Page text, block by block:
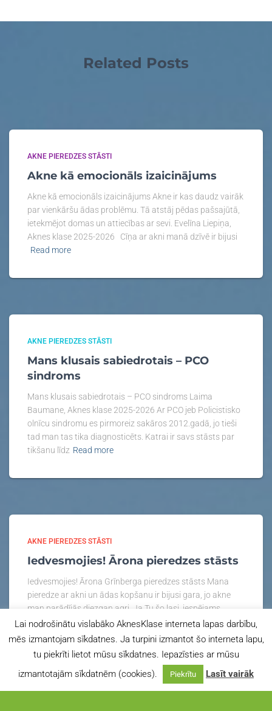
Related Posts
AKNE PIEREDZES STĀSTI
Akne kā emocionāls izaicinājums
Akne kā emocionāls izaicinājums Akne ir kas daudz vairāk
par vienkāršu ādas problēmu. Tā atstāj pēdas pašsajūtā,
ietekmējot domas un attiecības ar sevi. Evelīna Liepiņa,
Aknes klase 2025-2026 Cīņa ar akni manā dzīvē ir bijusi
Read more
AKNE PIEREDZES STĀSTI
Mans klusais sabiedrotais – PCO
sindroms​
Mans klusais sabiedrotais – PCO sindroms Laima
Baumane, Aknes klase 2025-2026 Ar PCO jeb Policistisko
olnīcu sindromu es pirmoreiz sakāros 2012.gadā, jo tieši
tad man tas tika diagnosticēts. Katrai ir savs stāsts par
tikšanu līdz Read more
AKNE PIEREDZES STĀSTI
Iedvesmojies! Ārona pieredzes stāsts
Iedvesmojies! Ārona Grīnberga pieredzes stāsts Mana
pieredze ar akni un ādas kopšanu ir bijusi gara, jo akne
man parādījās diezgan agri. Ja Tu šo lasi, iespējams,
meklē atbildes – tāpēc padalīšos ne tikai ar saviem
Read more
Lai nodrošinātu vislabāko AknesKlase interneta lapas darbību,
mēs izmantojam sīkdatnes. Ja turpini izmantot šo interneta lapu,
tu piekrīti lietot mūsu sīkdatnes. Iepazīsties ar mūsu
izmantotajām sīkdatnēm (cookies).
Piekrītu Lasīt vairāk